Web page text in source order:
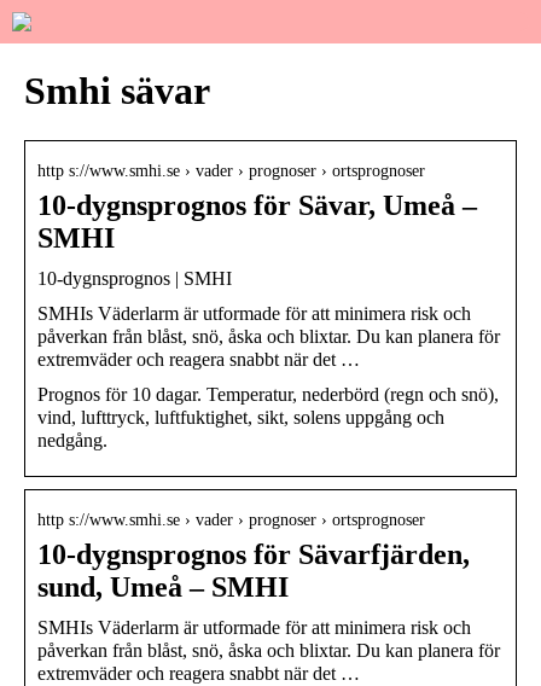
Smhi sävar
http s://www.smhi.se › vader › prognoser › ortsprognoser
10-dygnsprognos för Sävar, Umeå –
SMHI
10-dygnsprognos | SMHI
SMHIs Väderlarm är utformade för att minimera risk och
påverkan från blåst, snö, åska och blixtar. Du kan planera för
extremväder och reagera snabbt när det …
Prognos för 10 dagar. Temperatur, nederbörd (regn och snö),
vind, lufttryck, luftfuktighet, sikt, solens uppgång och
nedgång.
http s://www.smhi.se › vader › prognoser › ortsprognoser
10-dygnsprognos för Sävarfjärden,
sund, Umeå – SMHI
SMHIs Väderlarm är utformade för att minimera risk och
påverkan från blåst, snö, åska och blixtar. Du kan planera för
extremväder och reagera snabbt när det …